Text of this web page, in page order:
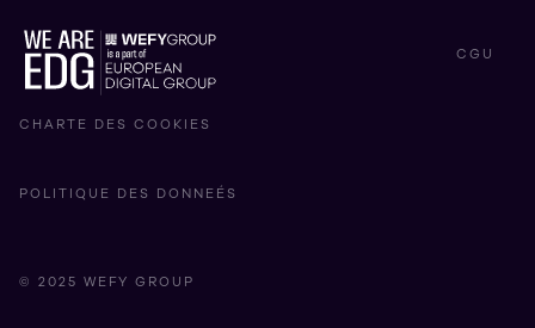
© 2025 WEFY GROUP
CHARTE DES COOKIES
POLITIQUE DES DONNEÉS
CGU